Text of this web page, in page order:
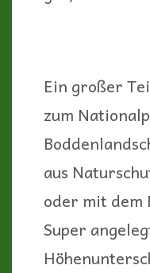
Ein großer
zum
aus
oder mit dem
Super